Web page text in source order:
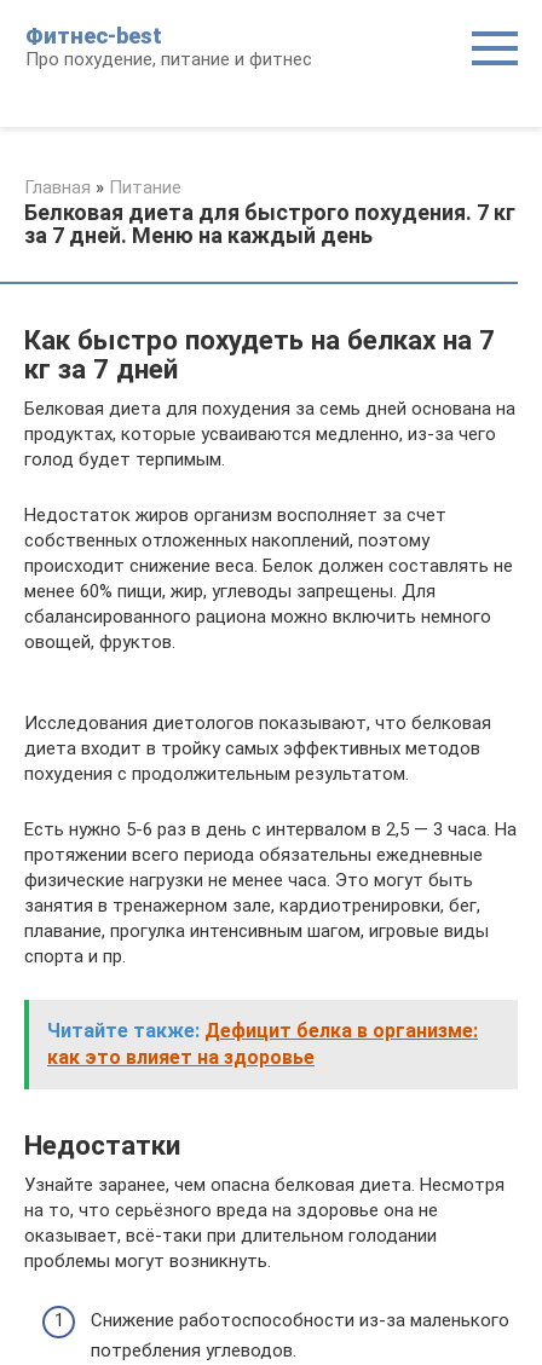
контенту
Фитнес-best
Про похудение, питание и фитнес
Главная » Питание
Белковая диета для быстрого похудения. 7 кг
за 7 дней. Меню на каждый день
Как быстро похудеть на белках на 7
кг за 7 дней
Белковая диета для похудения за семь дней основана на
продуктах, которые усваиваются медленно, из-за чего
голод будет терпимым.
Недостаток жиров организм восполняет за счет
собственных отложенных накоплений, поэтому
происходит снижение веса. Белок должен составлять не
менее 60% пищи, жир, углеводы запрещены. Для
сбалансированного рациона можно включить немного
овощей, фруктов.
Исследования диетологов показывают, что белковая
диета входит в тройку самых эффективных методов
похудения с продолжительным результатом.
Есть нужно 5-6 раз в день с интервалом в 2,5 — 3 часа. На
протяжении всего периода обязательны ежедневные
физические нагрузки не менее часа. Это могут быть
занятия в тренажерном зале, кардиотренировки, бег,
плавание, прогулка интенсивным шагом, игровые виды
спорта и пр.
Читайте также: Дефицит белка в организме:
как это влияет на здоровье
Недостатки
Узнайте заранее, чем опасна белковая диета. Несмотря
на то, что серьёзного вреда на здоровье она не
оказывает, всё-таки при длительном голодании
проблемы могут возникнуть.
Снижение работоспособности из-за маленького
потребления углеводов.